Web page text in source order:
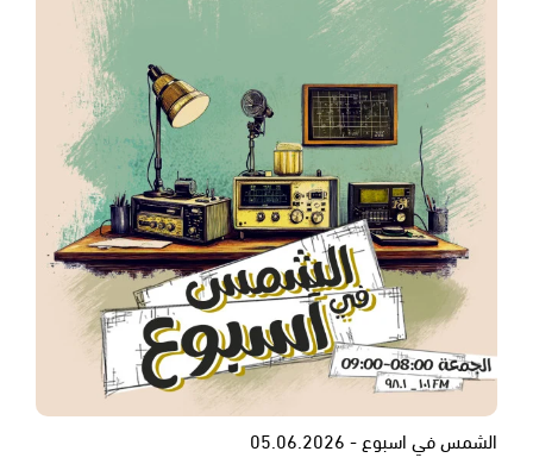
الشمس في اسبوع - 05.06.2026